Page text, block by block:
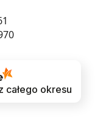
całego okresu